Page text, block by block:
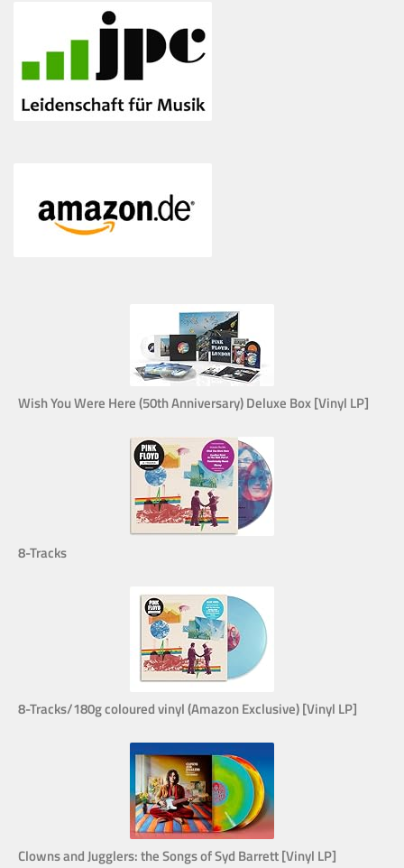
Wish You Were Here (50th Anniversary) Deluxe Box [Vinyl LP]
8-Tracks
8-Tracks/180g coloured vinyl (Amazon Exclusive) [Vinyl LP]
Clowns and Jugglers: the Songs of Syd Barrett [Vinyl LP]